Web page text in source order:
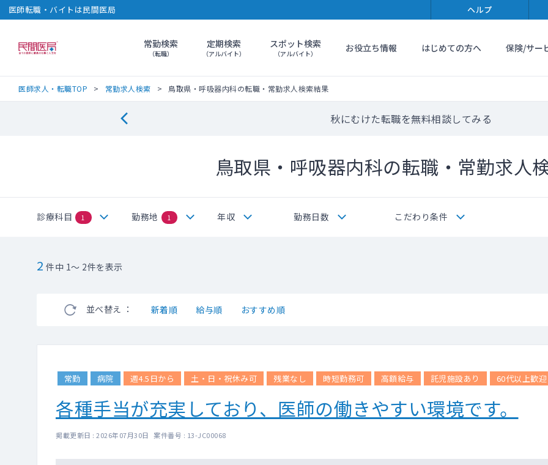
医師転職・バイトは民間医局 ヘルプ
民間医局常勤検索
（転職）
定期検索
（アルバイト）
スポット検索
（アルバイト） お役立ち情報 はじめての方へ 保険/サー
医師求人・転職TOP 常勤求人検索 鳥取県・呼吸器内科の転職・常勤求人検索結果
秋にむけた転職を無料相談してみる
鳥取県・呼吸器内科の転職・常勤求人
診療科目 1 勤務地 1 年収 勤務日数 こだわり条件
2 件中 1～ 2件を表示
並べ替え ： 新着順 給与順 おすすめ順
常勤 病院 週4.5日から 土・日・祝休み可 残業なし 時短勤務可 高額給与 託児施設あり 60代以上歓迎
各種手当が充実しており、医師の働きやすい環境です。
掲載更新日 : 2026年07月30日 案件番号 : 13-JC00068